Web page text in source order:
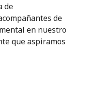
de
de
en nuestro
que aspiramos